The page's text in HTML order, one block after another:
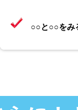
○○と○○をみ